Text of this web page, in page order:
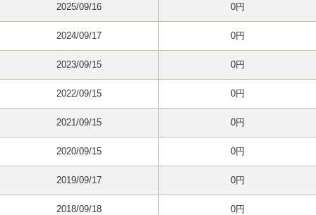
2025/09/16 0円
2024/09/17 0円
2023/09/15 0円
2022/09/15 0円
2021/09/15 0円
2020/09/15 0円
2019/09/17 0円
2018/09/18 0円